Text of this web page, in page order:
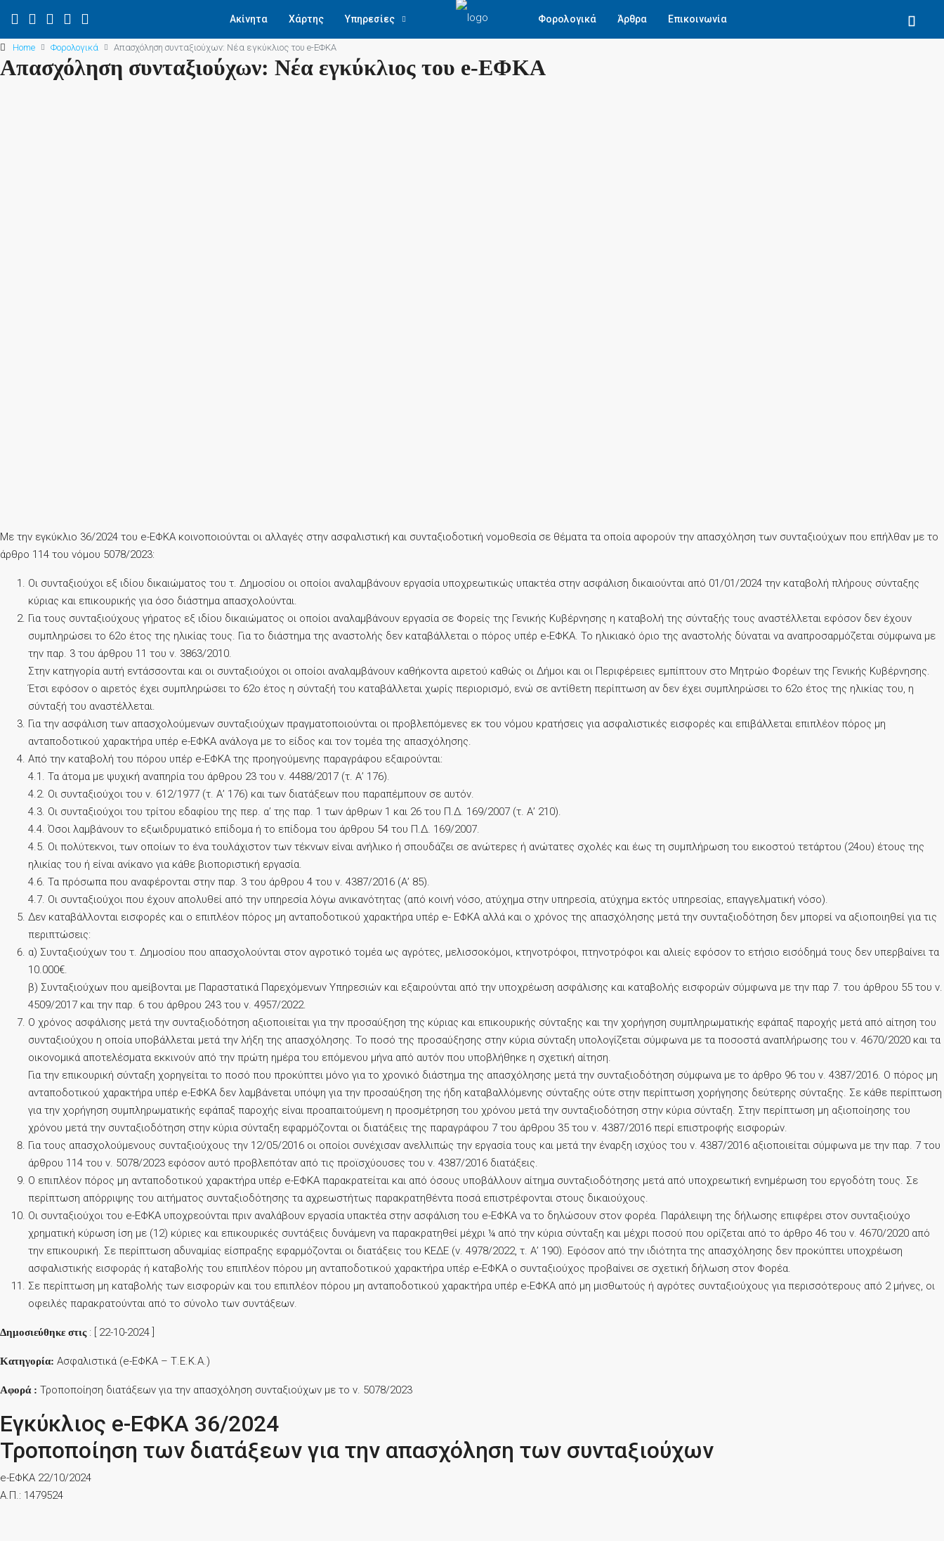
Ακίνητα Χάρτης Υπηρεσίες Φορολογικά Άρθρα Επικοινωνία
Home Φορολογικά Απασχόληση συνταξιούχων: Νέα εγκύκλιος του e-ΕΦΚΑ
Απασχόληση συνταξιούχων: Νέα εγκύκλιος του e-ΕΦΚΑ
Με την εγκύκλιο 36/2024 του e-ΕΦΚΑ κοινοποιούνται οι αλλαγές στην ασφαλιστική και συνταξιοδοτική νομοθεσία σε θέματα τα οποία αφορούν την απασχόληση των συνταξιούχων που επήλθαν με το
άρθρο 114 του νόμου 5078/2023:
Οι συνταξιούχοι εξ ιδίου δικαιώματος του τ. Δημοσίου οι οποίοι αναλαμβάνουν εργασία υποχρεωτικώς υπακτέα στην ασφάλιση δικαιούνται από 01/01/2024 την καταβολή πλήρους σύνταξης
κύριας και επικουρικής για όσο διάστημα απασχολούνται.
Για τους συνταξιούχους γήρατος εξ ιδίου δικαιώματος οι οποίοι αναλαμβάνουν εργασία σε Φορείς της Γενικής Κυβέρνησης η καταβολή της σύνταξής τους αναστέλλεται εφόσον δεν έχουν
συμπληρώσει το 62ο έτος της ηλικίας τους. Για το διάστημα της αναστολής δεν καταβάλλεται ο πόρος υπέρ e-ΕΦΚΑ. Το ηλικιακό όριο της αναστολής δύναται να αναπροσαρμόζεται σύμφωνα με
την παρ. 3 του άρθρου 11 του ν. 3863/2010.
Στην κατηγορία αυτή εντάσσονται και οι συνταξιούχοι οι οποίοι αναλαμβάνουν καθήκοντα αιρετού καθώς οι Δήμοι και οι Περιφέρειες εμπίπτουν στο Μητρώο Φορέων της Γενικής Κυβέρνησης.
Έτσι εφόσον ο αιρετός έχει συμπληρώσει το 62ο έτος η σύνταξή του καταβάλλεται χωρίς περιορισμό, ενώ σε αντίθετη περίπτωση αν δεν έχει συμπληρώσει το 62ο έτος της ηλικίας του, η
σύνταξή του αναστέλλεται.
Για την ασφάλιση των απασχολούμενων συνταξιούχων πραγματοποιούνται οι προβλεπόμενες εκ του νόμου κρατήσεις για ασφαλιστικές εισφορές και επιβάλλεται επιπλέον πόρος μη
ανταποδοτικού χαρακτήρα υπέρ e-ΕΦΚΑ ανάλογα με το είδος και τον τομέα της απασχόλησης.
Από την καταβολή του πόρου υπέρ e-ΕΦΚΑ της προηγούμενης παραγράφου εξαιρούνται:
4.1. Τα άτομα με ψυχική αναπηρία του άρθρου 23 του ν. 4488/2017 (τ. Α’ 176).
4.2. Οι συνταξιούχοι του ν. 612/1977 (τ. Α’ 176) και των διατάξεων που παραπέμπουν σε αυτόν.
4.3. Οι συνταξιούχοι του τρίτου εδαφίου της περ. α’ της παρ. 1 των άρθρων 1 και 26 του Π.Δ. 169/2007 (τ. Α’ 210).
4.4. Όσοι λαμβάνουν το εξωιδρυματικό επίδομα ή το επίδομα του άρθρου 54 του Π.Δ. 169/2007.
4.5. Οι πολύτεκνοι, των οποίων το ένα τουλάχιστον των τέκνων είναι ανήλικο ή σπουδάζει σε ανώτερες ή ανώτατες σχολές και έως τη συμπλήρωση του εικοστού τετάρτου (24ου) έτους της
ηλικίας του ή είναι ανίκανο για κάθε βιοποριστική εργασία.
4.6. Τα πρόσωπα που αναφέρονται στην παρ. 3 του άρθρου 4 του ν. 4387/2016 (Α’ 85).
4.7. Οι συνταξιούχοι που έχουν απολυθεί από την υπηρεσία λόγω ανικανότητας (από κοινή νόσο, ατύχημα στην υπηρεσία, ατύχημα εκτός υπηρεσίας, επαγγελματική νόσο).
Δεν καταβάλλονται εισφορές και ο επιπλέον πόρος μη ανταποδοτικού χαρακτήρα υπέρ e- ΕΦΚΑ αλλά και ο χρόνος της απασχόλησης μετά την συνταξιοδότηση δεν μπορεί να αξιοποιηθεί για τις
περιπτώσεις:
α) Συνταξιούχων του τ. Δημοσίου που απασχολούνται στον αγροτικό τομέα ως αγρότες, μελισσοκόμοι, κτηνοτρόφοι, πτηνοτρόφοι και αλιείς εφόσον το ετήσιο εισόδημά τους δεν υπερβαίνει τα
10.000€.
β) Συνταξιούχων που αμείβονται με Παραστατικά Παρεχόμενων Υπηρεσιών και εξαιρούνται από την υποχρέωση ασφάλισης και καταβολής εισφορών σύμφωνα με την παρ 7. του άρθρου 55 του ν.
4509/2017 και την παρ. 6 του άρθρου 243 του ν. 4957/2022.
Ο χρόνος ασφάλισης μετά την συνταξιοδότηση αξιοποιείται για την προσαύξηση της κύριας και επικουρικής σύνταξης και την χορήγηση συμπληρωματικής εφάπαξ παροχής μετά από αίτηση του
συνταξιούχου η οποία υποβάλλεται μετά την λήξη της απασχόλησης. Το ποσό της προσαύξησης στην κύρια σύνταξη υπολογίζεται σύμφωνα με τα ποσοστά αναπλήρωσης του ν. 4670/2020 και τα
οικονομικά αποτελέσματα εκκινούν από την πρώτη ημέρα του επόμενου μήνα από αυτόν που υποβλήθηκε η σχετική αίτηση.
Για την επικουρική σύνταξη χορηγείται το ποσό που προκύπτει μόνο για το χρονικό διάστημα της απασχόλησης μετά την συνταξιοδότηση σύμφωνα με το άρθρο 96 του ν. 4387/2016. Ο πόρος μη
ανταποδοτικού χαρακτήρα υπέρ e-ΕΦΚΑ δεν λαμβάνεται υπόψη για την προσαύξηση της ήδη καταβαλλόμενης σύνταξης ούτε στην περίπτωση χορήγησης δεύτερης σύνταξης. Σε κάθε περίπτωση
για την χορήγηση συμπληρωματικής εφάπαξ παροχής είναι προαπαιτούμενη η προσμέτρηση του χρόνου μετά την συνταξιοδότηση στην κύρια σύνταξη. Στην περίπτωση μη αξιοποίησης του
χρόνου μετά την συνταξιοδότηση στην κύρια σύνταξη εφαρμόζονται οι διατάξεις της παραγράφου 7 του άρθρου 35 του ν. 4387/2016 περί επιστροφής εισφορών.
Για τους απασχολούμενους συνταξιούχους την 12/05/2016 οι οποίοι συνέχισαν ανελλιπώς την εργασία τους και μετά την έναρξη ισχύος του ν. 4387/2016 αξιοποιείται σύμφωνα με την παρ. 7 του
άρθρου 114 του ν. 5078/2023 εφόσον αυτό προβλεπόταν από τις προϊσχύουσες του ν. 4387/2016 διατάξεις.
Ο επιπλέον πόρος μη ανταποδοτικού χαρακτήρα υπέρ e-ΕΦΚΑ παρακρατείται και από όσους υποβάλλουν αίτημα συνταξιοδότησης μετά από υποχρεωτική ενημέρωση του εργοδότη τους. Σε
περίπτωση απόρριψης του αιτήματος συνταξιοδότησης τα αχρεωστήτως παρακρατηθέντα ποσά επιστρέφονται στους δικαιούχους.
Οι συνταξιούχοι του e-ΕΦΚΑ υποχρεούνται πριν αναλάβουν εργασία υπακτέα στην ασφάλιση του e-ΕΦΚΑ να το δηλώσουν στον φορέα. Παράλειψη της δήλωσης επιφέρει στον συνταξιούχο
χρηματική κύρωση ίση με (12) κύριες και επικουρικές συντάξεις δυνάμενη να παρακρατηθεί μέχρι ¼ από την κύρια σύνταξη και μέχρι ποσού που ορίζεται από το άρθρο 46 του ν. 4670/2020 από
την επικουρική. Σε περίπτωση αδυναμίας είσπραξης εφαρμόζονται οι διατάξεις του ΚΕΔΕ (ν. 4978/2022, τ. Α’ 190). Εφόσον από την ιδιότητα της απασχόλησης δεν προκύπτει υποχρέωση
ασφαλιστικής εισφοράς ή καταβολής του επιπλέον πόρου μη ανταποδοτικού χαρακτήρα υπέρ e-ΕΦΚΑ ο συνταξιούχος προβαίνει σε σχετική δήλωση στον Φορέα.
Σε περίπτωση μη καταβολής των εισφορών και του επιπλέον πόρου μη ανταποδοτικού χαρακτήρα υπέρ e-ΕΦΚΑ από μη μισθωτούς ή αγρότες συνταξιούχους για περισσότερους από 2 μήνες, οι
οφειλές παρακρατούνται από το σύνολο των συντάξεων.
Δημοσιεύθηκε στις: [ 22-10-2024 ]
Κατηγορία: Ασφαλιστικά (e-ΕΦΚΑ – Τ.Ε.Κ.Α.)
Αφορά : Τροποποίηση διατάξεων για την απασχόληση συνταξιούχων με το ν. 5078/2023
Εγκύκλιος e-ΕΦΚΑ 36/2024
Τροποποίηση των διατάξεων για την απασχόληση των συνταξιούχων
e-ΕΦΚΑ 22/10/2024
Α.Π.: 1479524